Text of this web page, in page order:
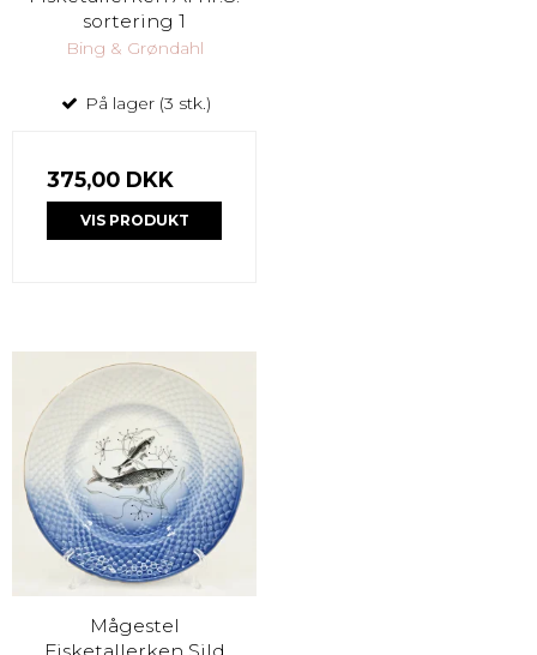
sortering 1
Bing & Grøndahl
På lager (3 stk.)
375,00 DKK
VIS PRODUKT
Mågestel